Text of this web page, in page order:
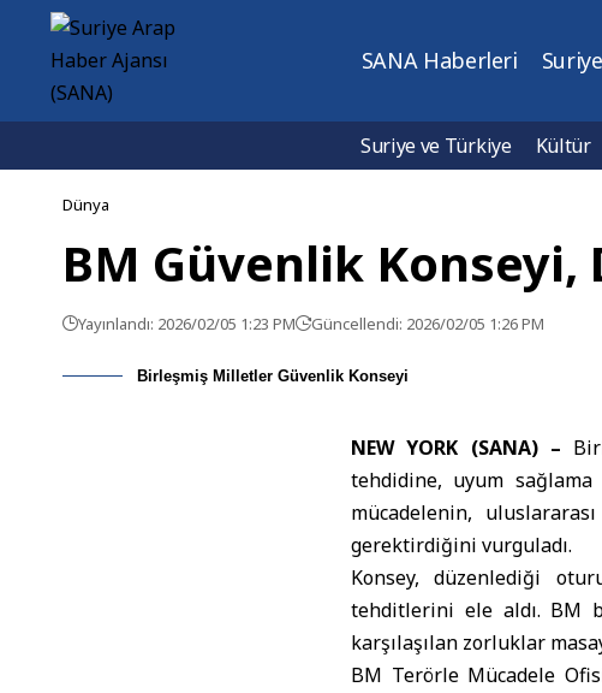
SANA Haberleri Suriye
Suriye ve Türkiye Kültür
Dünya
BM Güvenlik Konseyi,
Yayınlandı: 2026/02/05 1:23 PM Güncellendi: 2026/02/05 1:26 PM
Birleşmiş Milletler Güvenlik Konseyi
NEW YORK (SANA) –
tehdidine, uyum
mücadelenin,
gerektirdiğini vurguladı.
Konsey, düzenlediği
tehditlerini ele aldı. BM
karşılaşılan zorluklar
BM Terörle Mücadele